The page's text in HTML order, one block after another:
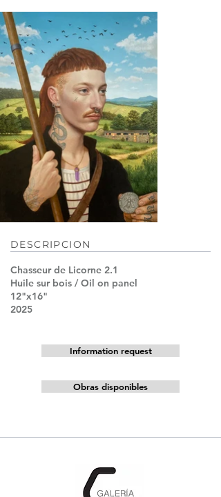
DESCRIPCION
Chasseur de Licorne 2.1
Huile sur bois / Oil on panel
12"x16"
2025
Information request
Obras disponibles